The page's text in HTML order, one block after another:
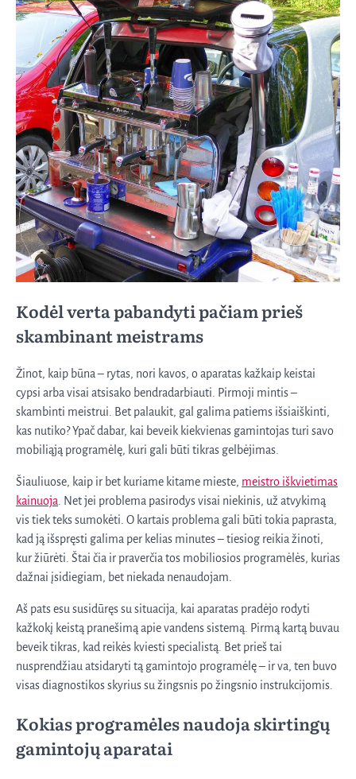
Kodėl verta pabandyti pačiam prieš
skambinant meistrams
Žinot, kaip būna – rytas, nori kavos, o aparatas kažkaip keistai
cypsi arba visai atsisako bendradarbiauti. Pirmoji mintis –
skambinti meistrui. Bet palaukit, gal galima patiems išsiaiškinti,
kas nutiko? Ypač dabar, kai beveik kiekvienas gamintojas turi savo
mobiliąją programėlę, kuri gali būti tikras gelbėjimas.
Šiauliuose, kaip ir bet kuriame kitame mieste, meistro iškvietimas
kainuoja. Net jei problema pasirodys visai niekinis, už atvykimą
vis tiek teks sumokėti. O kartais problema gali būti tokia paprasta,
kad ją išspręsti galima per kelias minutes – tiesiog reikia žinoti,
kur žiūrėti. Štai čia ir praverčia tos mobiliosios programėlės, kurias
dažnai įsidiegiam, bet niekada nenaudojam.
Aš pats esu susidūręs su situacija, kai aparatas pradėjo rodyti
kažkokį keistą pranešimą apie vandens sistemą. Pirmą kartą buvau
beveik tikras, kad reikės kviesti specialistą. Bet prieš tai
nusprendžiau atsidaryti tą gamintojo programėlę – ir va, ten buvo
visas diagnostikos skyrius su žingsnis po žingsnio instrukcijomis.
Kokias programėles naudoja skirtingų
gamintojų aparatai